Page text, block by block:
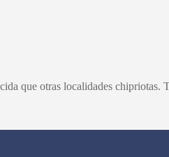
que otras localidades chipriotas.